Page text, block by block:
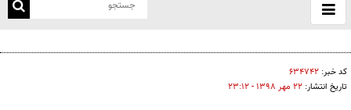
باز
و
کد خبر: ۶۳۴۷۴۲
تاریخ انتشار: ۲۲ مهر ۱۳۹۸ - ۲۳:۱۲